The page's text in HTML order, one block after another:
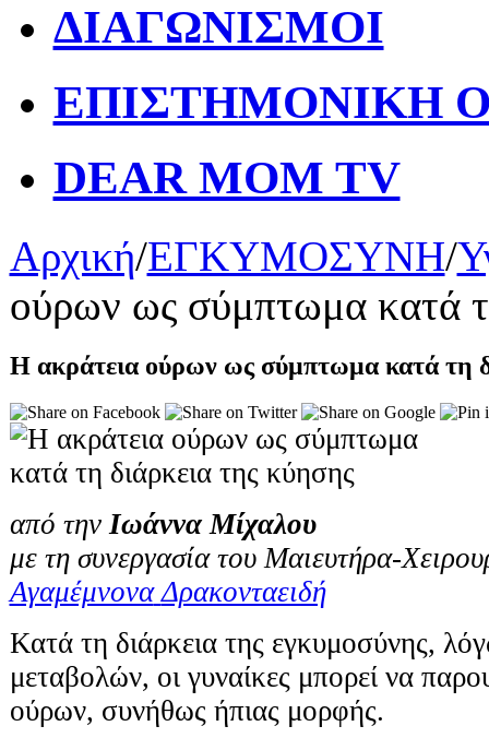
ΔΙΑΓΩΝΙΣΜΟΙ
ΕΠΙΣΤΗΜΟΝΙΚΗ
DEAR MOM TV
Αρχική/ΕΓΚΥΜΟΣΥΝΗ/
ούρων ως σύμπτωμα κατά
Η ακράτεια ούρων ως σύμπτωμα κατά τη
από την Ιωάννα Μίχαλου
με τη συνεργασία του Μαιευτήρα-
Αγαμέμνονα Δρακονταειδή
Κατά τη διάρκεια της εγκυμοσύνης,
μεταβολών, οι γυναίκες μπορεί να
ούρων, συνήθως ήπιας μορφής.